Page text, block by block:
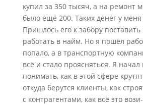
купил за 350 тысяч, а на ремонт
было ещё 200. Таких денег у
Пришлось его к забору
работать в найм. Но я пошёл
попало, а в транспортную
всё и стало проясняться. Я
понимать, как в этой сфере
откуда берутся клиенты, как
с контрагентами, как всё это